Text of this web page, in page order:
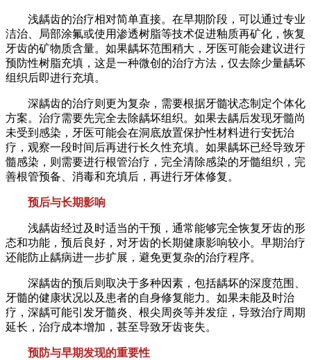
浅龋齿的治疗相对简单直接。在早期阶段，可以通过专业
洁治、局部涂氟或使用渗透树脂等技术促进釉质再矿化，恢复
牙齿的矿物质含量。如果龋坏范围稍大，牙医可能会建议进行
预防性树脂充填，这是一种微创的治疗方法，仅去除少量龋坏
组织后即进行充填。
深龋齿的治疗则更为复杂，需要根据牙髓状态制定个体化
方案。治疗需要先完全去除龋坏组织。如果去龋后发现牙髓尚
未受到感染，牙医可能会在洞底放置保护性材料进行安抚治
疗，观察一段时间后再进行长久性充填。如果龋坏已经导致牙
髓感染，则需要进行根管治疗，完全清除感染的牙髓组织，完
善根管预备、消毒和充填后，再进行牙体修复。
预后与长期影响
浅龋齿经过及时适当的干预，通常能够完全恢复牙齿的形
态和功能，预后良好，对牙齿的长期健康影响较小。早期治疗
还能防止龋病进一步扩展，避免更复杂的治疗程序。
深龋齿的预后则取决于多种因素，包括龋坏的深度范围、
牙髓的健康状况以及患者的自身修复能力。如果未能及时治
疗，深龋可能引发牙髓炎、根尖周炎等并发症，导致治疗周期
延长，治疗成本增加，甚至导致牙齿丧失。
预防与早期发现的重要性